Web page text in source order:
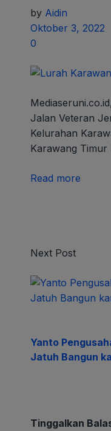
by Aidin
Oktober 3, 2022
0
Jalan Veteran
Kelurahan
Karawang
Read more
Next Post
Yanto
Jatuh Bangun
Tinggalkan